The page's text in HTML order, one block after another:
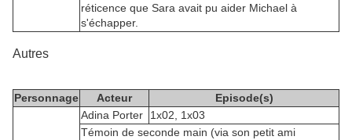
réticence que Sara avait pu aider Michael à
s'échapper.
Autres
Personnage Acteur Episode(s)
Adina Porter
1x02, 1x03
Témoin de seconde main (via son petit ami